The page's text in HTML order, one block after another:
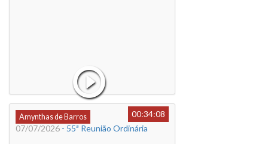
Amynthas de Barros
00:34:08
07/07/2026 - 55ª Reunião Ordinária